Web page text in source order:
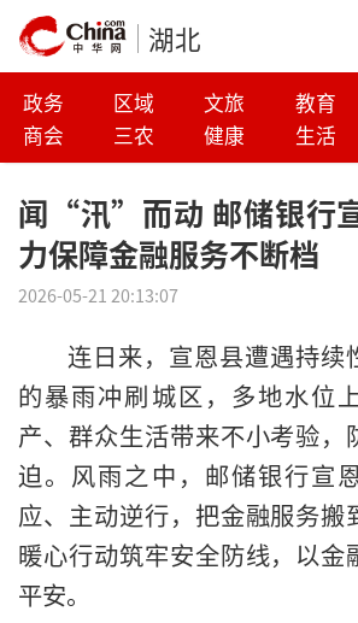
湖北
政务 区域 文旅 教育
商会
三农 健康 生活
闻“汛”而动 邮储银行
力保障金融服务不断档
2026-05-21 20:13:07
连日来，宣恩县遭遇持续
的暴雨冲刷城区，多地水位
产、群众生活带来不小考验，
迫。风雨之中，邮储银行宣
应、主动逆行，把金融服务搬
暖心行动筑牢安全防线，以金
平安。